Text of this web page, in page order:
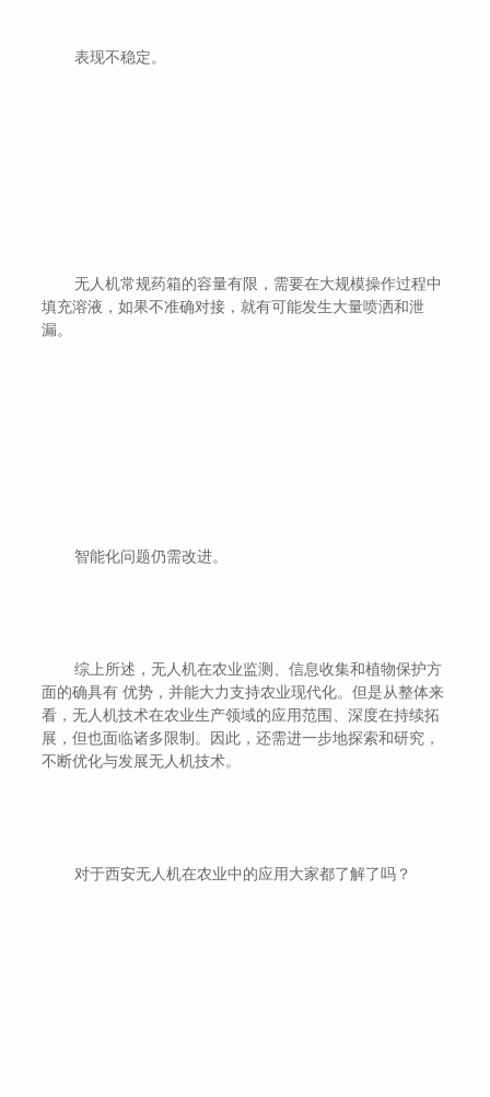
表现不稳定。
无人机常规药箱的容量有限，需要在大规模操作过程中
填充溶液，如果不准确对接，就有可能发生大量喷洒和泄
漏。
智能化问题仍需改进。
综上所述，无人机在农业监测、信息收集和植物保护方
面的确具有 优势，并能大力支持农业现代化。但是从整体来
看，无人机技术在农业生产领域的应用范围、深度在持续拓
展，但也面临诸多限制。因此，还需进一步地探索和研究，
不断优化与发展无人机技术。
对于西安无人机在农业中的应用大家都了解了吗？